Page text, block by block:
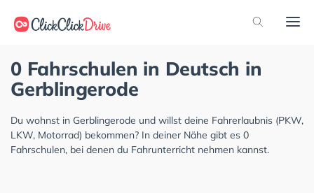
0 Fahrschulen in Deutsch in
Gerblingerode
Du wohnst in Gerblingerode und willst deine Fahrerlaubnis (PKW,
LKW, Motorrad) bekommen? In deiner Nähe gibt es 0
Fahrschulen, bei denen du Fahrunterricht nehmen kannst.